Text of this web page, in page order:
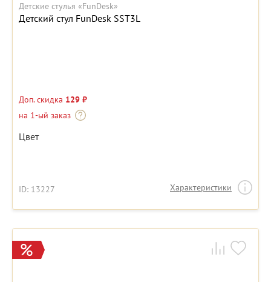
Детские стулья «FunDesk»
Детский стул FunDesk SST3L
Доп. скидка 129 ₽
на 1-ый заказ
Цвет
ID: 13227 Характеристики